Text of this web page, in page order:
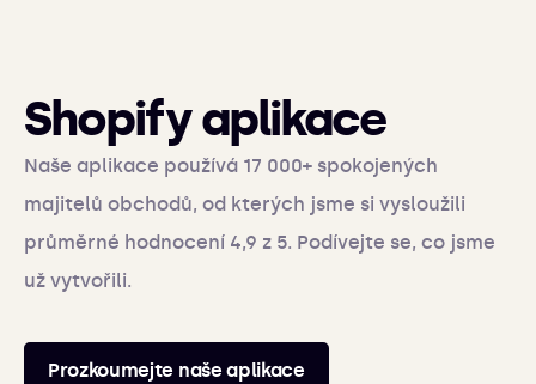
Shopify aplikace
Naše aplikace používá 17 000+ spokojených
majitelů obchodů, od kterých jsme si vysloužili
průměrné hodnocení 4,9 z 5. Podívejte se, co jsme
už vytvořili.
Prozkoumejte naše aplikace